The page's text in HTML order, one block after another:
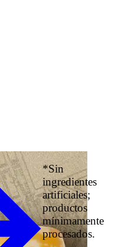
*Sin
ingredientes
artificiales;
productos
mínimamente
procesados.